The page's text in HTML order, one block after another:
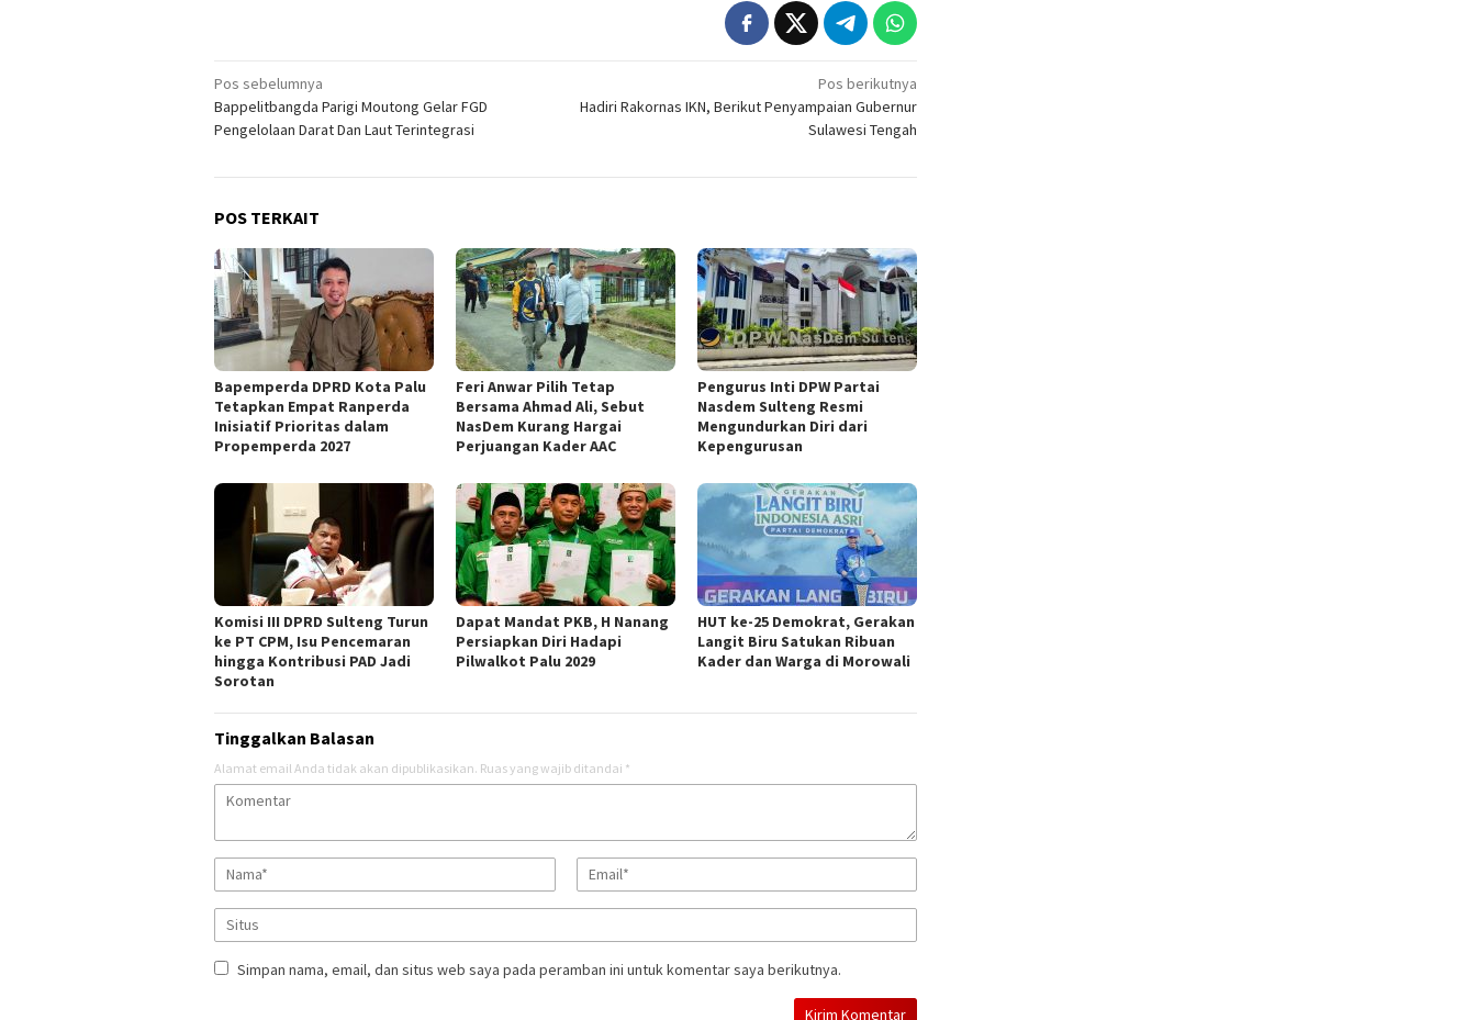
Navigasi
pos
Pos sebelumnya
Bappelitbangda Parigi Moutong Gelar FGD
Pengelolaan Darat Dan Laut Terintegrasi
Pos berikutnya
Hadiri Rakornas IKN, Berikut Penyampaian Gubernur
Sulawesi Tengah
POS TERKAIT
Bapemperda DPRD Kota Palu
Tetapkan Empat Ranperda
Inisiatif Prioritas dalam
Propemperda 2027
Feri Anwar Pilih Tetap
Bersama Ahmad Ali, Sebut
NasDem Kurang Hargai
Perjuangan Kader AAC
Pengurus Inti DPW Partai
Nasdem Sulteng Resmi
Mengundurkan Diri dari
Kepengurusan
Komisi III DPRD Sulteng Turun
ke PT CPM, Isu Pencemaran
hingga Kontribusi PAD Jadi
Sorotan
Dapat Mandat PKB, H Nanang
Persiapkan Diri Hadapi
Pilwalkot Palu 2029
HUT ke-25 Demokrat, Gerakan
Langit Biru Satukan Ribuan
Kader dan Warga di Morowali
Tinggalkan Balasan
Alamat email Anda tidak akan dipublikasikan. Ruas yang wajib ditandai *
Simpan nama, email, dan situs web saya pada peramban ini untuk komentar saya berikutnya.